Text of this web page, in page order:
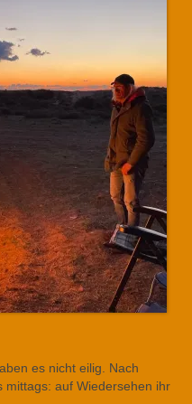
es nicht eilig. Nach
auf Wiedersehen ihr